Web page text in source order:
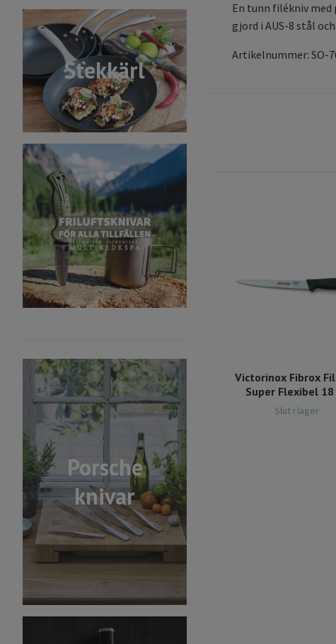
Stekkärl
Porsche
knivar
En tunn filékniv
gjord i AUS-8 stål
Artikelnummer: SO-
Victorinox Fibrox
Super Flexibel 18
Slut i lager